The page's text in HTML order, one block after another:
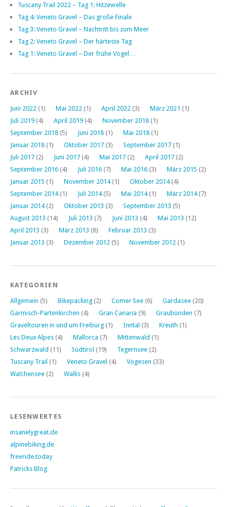
Tuscany Trail 2022 – Tag 1: Hitzewelle
Tag 4: Veneto Gravel – Das große Finale
Tag 3: Veneto Gravel – Nachtritt bis zum Meer
Tag 2: Veneto Gravel – Der härteste Tag
Tag 1: Veneto Gravel – Der frühe Vogel…
ARCHIV
Juni 2022 (1) Mai 2022 (1) April 2022 (3) März 2021 (1)
Juli 2019 (4) April 2019 (4) November 2018 (1)
September 2018 (5) Juni 2018 (1) Mai 2018 (1)
Januar 2018 (1) Oktober 2017 (3) September 2017 (1)
Juli 2017 (2) Juni 2017 (4) Mai 2017 (2) April 2017 (2)
September 2016 (4) Juli 2016 (7) Mai 2016 (3) März 2015 (2)
Januar 2015 (1) November 2014(1) Oktober 2014(4)
September 2014(1) Juli 2014(5) Mai 2014(1) März 2014(7)
Januar 2014(2) Oktober 2013 (3) September 2013 (5)
August 2013 (14) Juli 2013 (7) Juni 2013 (4) Mai 2013 (12)
April 2013 (3) März 2013 (8) Februar 2013 (3)
Januar 2013 (3) Dezember 2012 (5) November 2012 (1)
KATEGORIEN
Allgemein (5) Bikepacking (2) Comer See (6) Gardasee (20)
Garmisch-Partenkirchen (4) Gran Canaria (9) Graubünden (7)
Graveltouren in und um Freiburg (1) Inntal (3) Kreuth (1)
Les Deux Alpes (4) Mallorca (7) Mittenwald (1)
Schwarzwald (11) Südtirol (19) Tegernsee (2)
Tuscany Trail (1) Veneto Gravel (4) Vogesen (33)
Walchensee (2) Wallis (4)
LESENWERTES
insanelygreat.de
alpinebiking.de
freeride.today
Patricks Blog